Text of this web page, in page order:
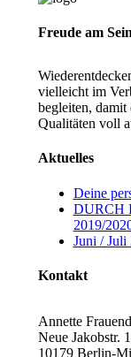
Freude am Sein
vielleicht im
begleiten, damit
Qualitäten voll
Aktuelles
Deine
DURCH
2019/
Juni / Juli
Kontakt
Annette
Neue Jakobstr.
10179 Berlin-